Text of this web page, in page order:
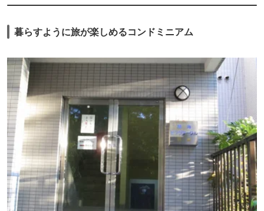
暮らすように旅が楽しめるコンドミニアム